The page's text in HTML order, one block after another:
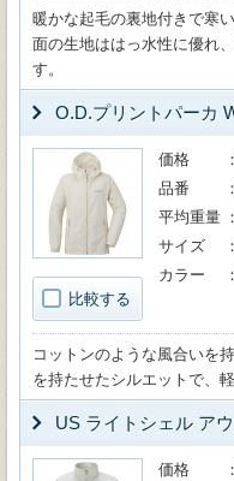
暖かな起毛の裏地付きで寒
面の生地ははっ水性に優れ
す。
O.D.プリントパーカ
比較する
価格
品番
平均重量
サイズ
カラー
コットンのような風合いを
を持たせたシルエットで、
US ライトシェル ア
価格